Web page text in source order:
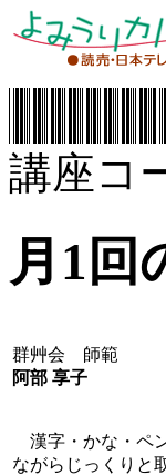
講座コ
月1回
群艸会 師範
阿部 享子
漢字・かな・ペ
ながらじっくりと